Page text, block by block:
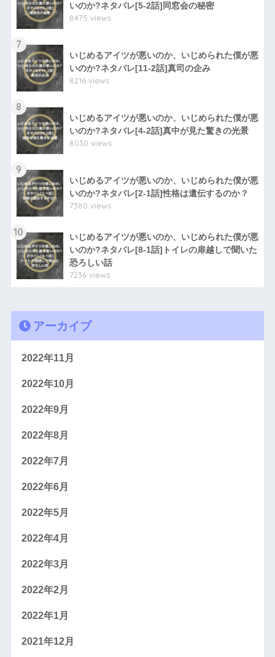
いのか?ネタバレ[5-2話]同窓会の秘密
8475 views
7
いじめるアイツが悪いのか、いじめられた僕が悪
いのか?ネタバレ[11-2話]真司の企み
8216 views
8
いじめるアイツが悪いのか、いじめられた僕が悪
いのか?ネタバレ[4-2話]真中が見た驚きの光景
8030 views
9
いじめるアイツが悪いのか、いじめられた僕が悪
いのか?ネタバレ[2-1話]性格は遺伝するのか？
7380 views
10
いじめるアイツが悪いのか、いじめられた僕が悪
いのか?ネタバレ[8-1話]トイレの扉越しで聞いた
恐ろしい話
7236 views
アーカイブ
2022年11月
2022年10月
2022年9月
2022年8月
2022年7月
2022年6月
2022年5月
2022年4月
2022年3月
2022年2月
2022年1月
2021年12月